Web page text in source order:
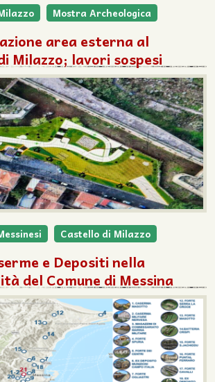
Mostra Archeologica
area esterna al
Milazzo; lavori sospesi
Castello di Milazzo
e Depositi nella
del Comune di Messina